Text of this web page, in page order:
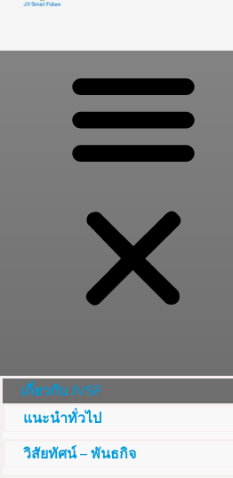
เกี่ยวกับ JVSF
แนะนำทั่วไป
วิสัยทัศน์ – พันธกิจ